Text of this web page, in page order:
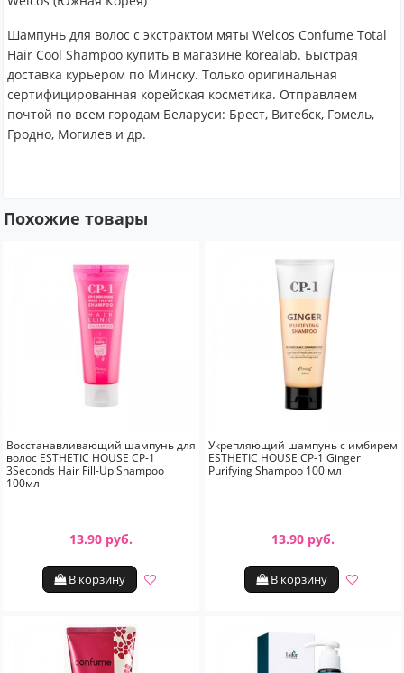
Шампунь для волос c экстрактом мяты Welcos Confume Total
Hair Cool Shampoo купить в магазине korealab. Быстрая
доставка курьером по Минску. Только оригинальная
сертифицированная корейская косметика. Отправляем
почтой по всем городам Беларуси: Брест, Витебск, Гомель,
Гродно, Могилев и др.
Похожие товары
Восстанавливающий шампунь для
волос ESTHETIC HOUSE CP-1
3Seconds Hair Fill-Up Shampoo
100мл
13.90 руб.
В корзину
Укрепляющий шампунь с имбирем
ESTHETIC HOUSE CP-1 Ginger
Purifying Shampoo 100 мл
13.90 руб.
В корзину